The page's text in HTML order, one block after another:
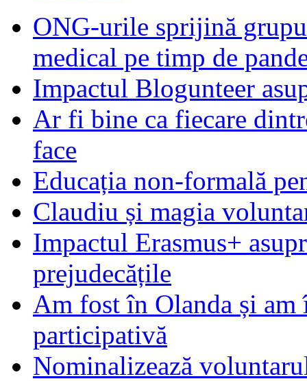
ONG-urile sprijină
medical pe timp de
Impactul Blogunteer
Ar fi bine ca fiecare
face
Educația non-formală
Claudiu și magia
Impactul Erasmus+
prejudecățile
Am fost în Olanda și am
participativă
Nominalizează